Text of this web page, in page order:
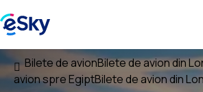
Bilete de avionBilete de avion din
avion spre EgiptBilete de avion din